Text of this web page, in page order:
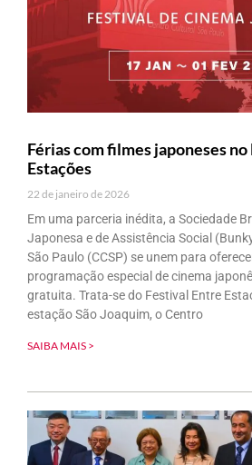
Férias com filmes japoneses
Estações
22 de janeiro de 2026
Em uma parceria inédita, a Sociedade
Japonesa e de Assistência Social
São Paulo (CCSP) se unem para
programação especial de cinema
gratuita. Trata-se do Festival Entre
estação São Joaquim, o Centro
SAIBA MAIS >